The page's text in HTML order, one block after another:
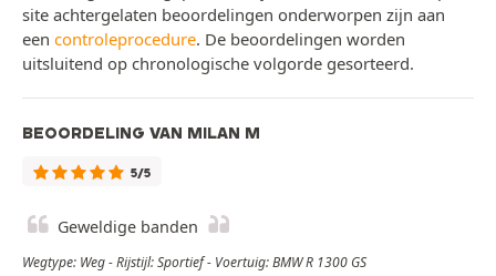
site achtergelaten beoordelingen onderworpen zijn aan
een controleprocedure. De beoordelingen worden
uitsluitend op chronologische volgorde gesorteerd.
BEOORDELING VAN MILAN M
5/5
Geweldige banden
Wegtype: Weg - Rijstijl: Sportief - Voertuig: BMW R 1300 GS